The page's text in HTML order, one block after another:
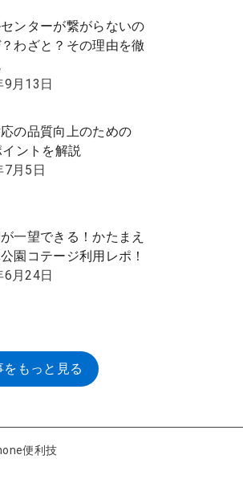
ンターが繋がらないの
わざと？その理由を徹
9月13日
の品質向上のための
ントを解説
7月5日
一望できる！かたまえ
園コテージ利用レポ！
6月24日
をもっと見る
便利技